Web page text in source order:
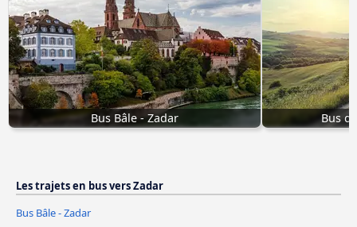
Bus Bâle - Zadar Bus
Les trajets en bus vers Zadar
Bus Bâle - Zadar